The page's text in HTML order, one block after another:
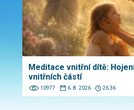
Meditace vnitřní dítě:
vnitřních částí
10977 6. 8. 2026 26:36